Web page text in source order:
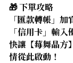
【11-
【14mm
🎁 下單攻略
「匯款轉帳」
「信用卡」輸
快讓【莓舞晶方
情從此啟動！